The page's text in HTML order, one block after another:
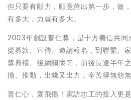
但只要有願力，願意跨出第一步，做
有多大，力就有多大。
2003年創設普仁獎，是十方善信共同
從募款、宣傳、邀請報名，到聯繫、
獎典禮、後續關懷等，前後長達半年
擔、推動，出錢又出力，辛苦得無怨無
普仁心，愛飛揚！家訪志工的投入更